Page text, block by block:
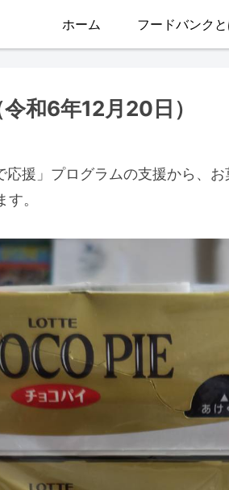
ホーム フードバンク
和6年12月20日）
援」プログラムの支援から、お
。